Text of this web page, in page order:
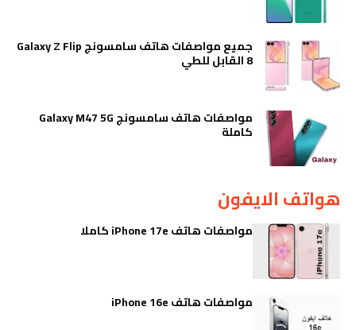
جميع مواصفات هاتف سامسونج Galaxy Z Flip
8 القابل للطي
مواصفات هاتف سامسونج Galaxy M47 5G
كاملة
هواتف الايفون
مواصفات هاتف iPhone 17e كاملا
مواصفات هاتف iPhone 16e